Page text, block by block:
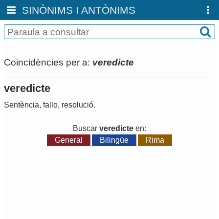
SINÒNIMS I ANTÒNIMS
Coincidències per a: veredicte
veredicte
Sentència, fallo, resolució.
Buscar veredicte en:
General
Bilingüe Rima